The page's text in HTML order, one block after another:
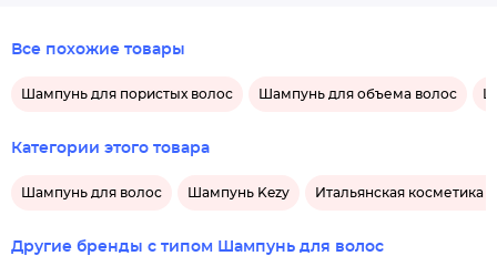
Все похожие товары
Шампунь для пористых волос Шампунь для объема волос
Категории этого товара
Шампунь для волос Шампунь Kezy Итальянская косметика
Другие бренды с типом Шампунь для волос